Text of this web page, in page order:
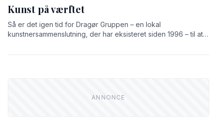
Kunst på værftet
Så er det igen tid for Dragør Gruppen – en lokal
kunstnersammenslutning, der har eksisteret siden 1996 – til at